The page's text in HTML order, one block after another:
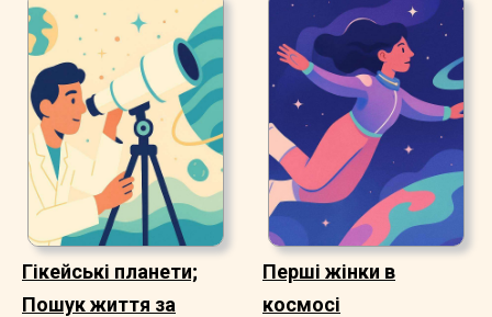
Гікейські планети;
Пошук життя за
Перші жінки в
космосі